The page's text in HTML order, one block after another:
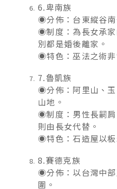
6.卑南族
◉分佈：台東縱谷南
◉制度：為長女承
別都是婚後離家。
◉特色：巫法之術非
7.魯凱族
◉分佈：阿里山、
山地。
◉制度：男性長嗣
則由長女代替。
◉特色：石造屋以板
8.賽德克族
◉分佈：以台灣中
圍。